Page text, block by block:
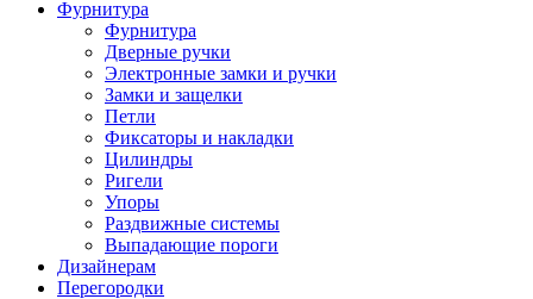
Фурнитура
Фурнитура
Дверные ручки
Электронные замки и ручки
Замки и защелки
Петли
Фиксаторы и накладки
Цилиндры
Ригели
Упоры
Раздвижные системы
Выпадающие пороги
Дизайнерам
Перегородки